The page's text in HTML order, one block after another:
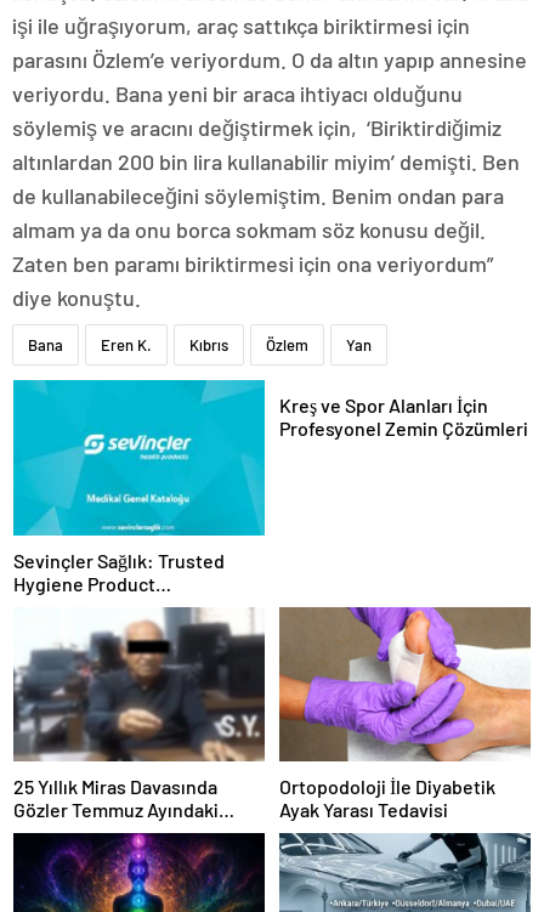
işi ile uğraşıyorum, araç sattıkça biriktirmesi için
parasını Özlem’e veriyordum. O da altın yapıp annesine
veriyordu. Bana yeni bir araca ihtiyacı olduğunu
söylemiş ve aracını değiştirmek için, ‘Biriktirdiğimiz
altınlardan 200 bin lira kullanabilir miyim’ demişti. Ben
de kullanabileceğini söylemiştim. Benim ondan para
almam ya da onu borca sokmam söz konusu değil.
Zaten ben paramı biriktirmesi için ona veriyordum”
diye konuştu.
Bana Eren K. Kıbrıs Özlem Yan
Sevinçler Sağlık: Trusted
Hygiene Product
Manufacturer in Turkey
Kreş ve Spor Alanları İçin
Profesyonel Zemin Çözümleri
25 Yıllık Miras Davasında
Gözler Temmuz Ayındaki
Karar Duruşmasına Çevrildi
Ortopodoloji İle Diyabetik
Ayak Yarası Tedavisi